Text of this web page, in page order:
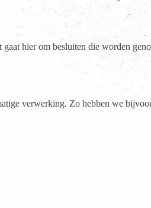
hier om besluiten die worden
verwerking. Zo hebben we